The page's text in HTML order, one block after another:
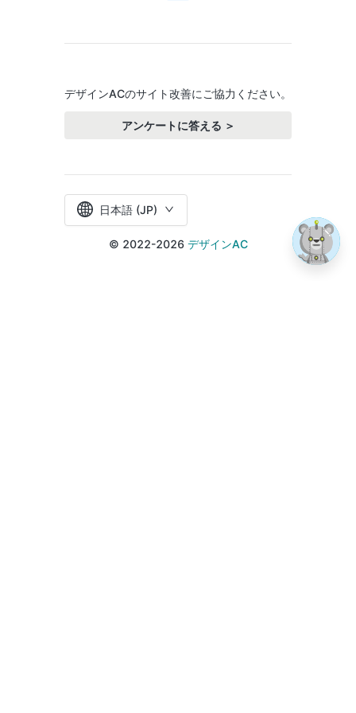
デザインACのサイト改善にご協力ください。
アンケートに答える ＞
日本語 (JP)
© 2022-2026 デザインAC